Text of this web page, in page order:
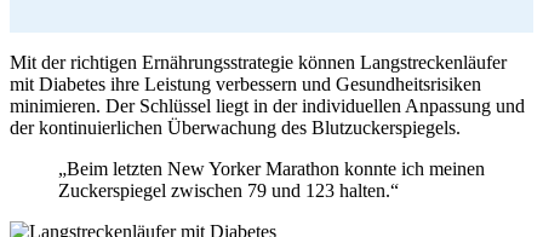
Mit der richtigen Ernährungsstrategie können Langstreckenläufer
mit Diabetes ihre Leistung verbessern und Gesundheitsrisiken
minimieren. Der Schlüssel liegt in der individuellen Anpassung und
der kontinuierlichen Überwachung des Blutzuckerspiegels.
„Beim letzten New Yorker Marathon konnte ich meinen
Zuckerspiegel zwischen 79 und 123 halten.“